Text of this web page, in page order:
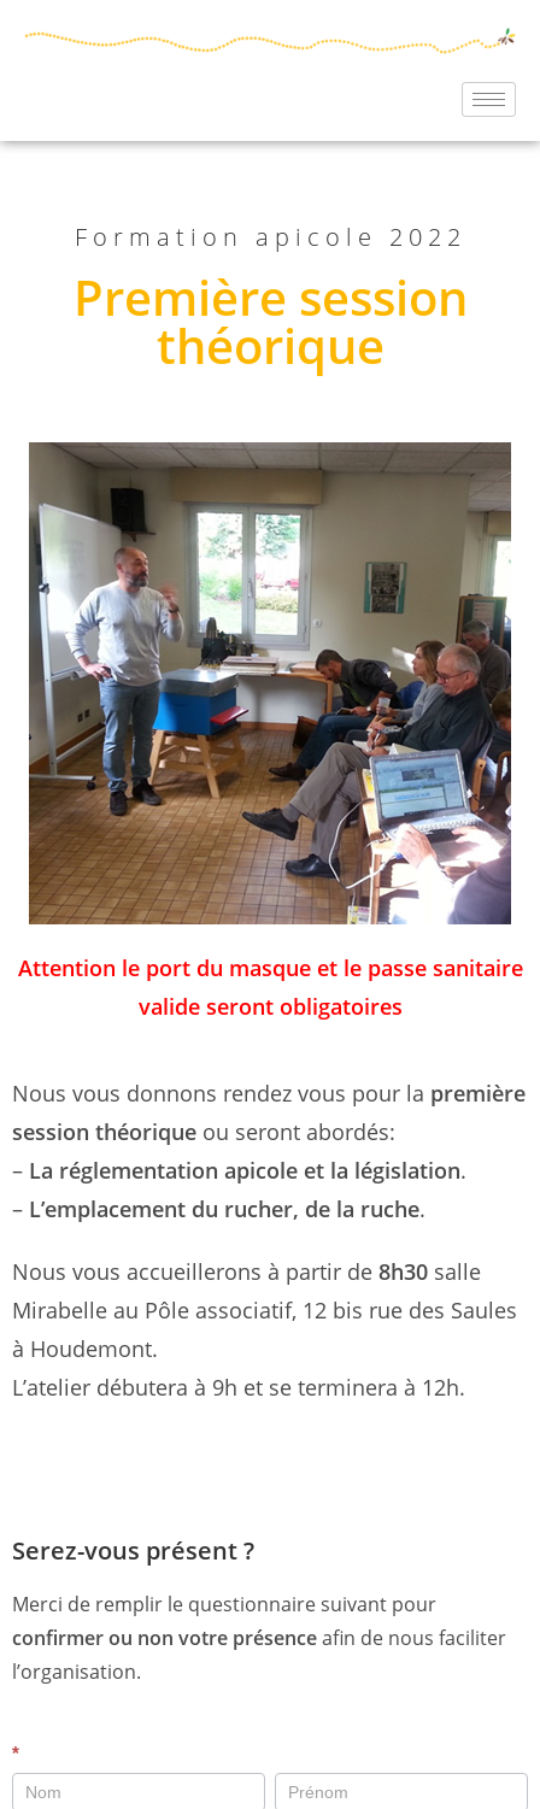
Formation apicole 2022
Première session
théorique
Attention le port du masque et le passe sanitaire
valide seront obligatoires
Nous vous donnons rendez vous pour la première
session théorique ou seront abordés:
– La réglementation apicole et la législation.
– L’emplacement du rucher, de la ruche.
Nous vous accueillerons à partir de 8h30 salle
Mirabelle au Pôle associatif, 12 bis rue des Saules
à Houdemont.
L’atelier débutera à 9h et se terminera à 12h.
Serez-vous présent ?
Merci de remplir le questionnaire suivant pour
confirmer ou non votre présenceafin de nous faciliter
l’organisation.
Participation
*